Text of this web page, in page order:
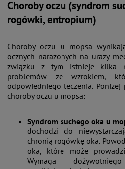
Choroby oczu (syndrom
rogówki, entropium)
Choroby oczu u mopsa
ocznych narażonych na urazy
związku z tym istnieje kilka
problemów ze wzrokiem,
odpowiedniego leczenia. Poniżej
choroby oczu u mopsa:
Syndrom suchego oka u
dochodzi do
chronią rogówkę oka.
oka, które może
Wymaga